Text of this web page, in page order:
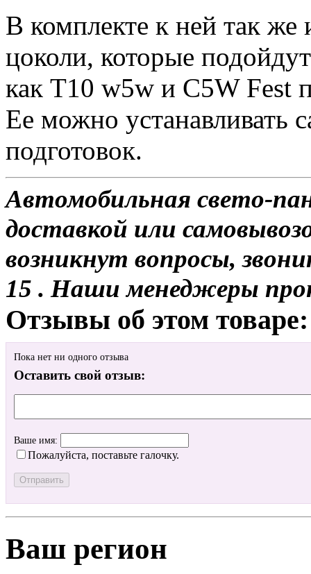
В комплекте к ней так
цоколи, которые
как Т10 w5w и С5W Fest
Ее можно устанавливать
подготовок.
Автомобильная свето-
доставкой или
возникнут вопросы,
15 . Наши менеджеры
Отзывы об этом товаре:
Пока нет ни одного отзыва
Оставить свой отзыв:
Ваше имя:
Пожалуйста, поставьте галочку.
Ваш регион